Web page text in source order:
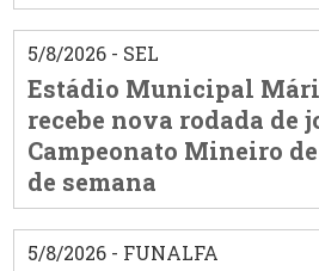
5/8/2026 - SEL
Estádio Municipal
recebe nova rodada de
Campeonato Mineiro
de semana
5/8/2026 - FUNALFA